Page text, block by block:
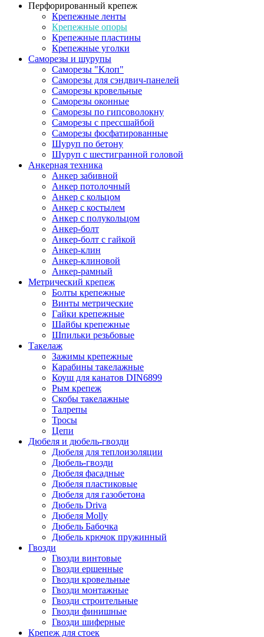
Перфорированный крепеж
Крепежные ленты
Крепежные опоры
Крепежные пластины
Крепежные уголки
Саморезы и шурупы
Саморезы "Клоп"
Саморезы для сэндвич-панелей
Саморезы кровельные
Саморезы оконные
Саморезы по гипсоволокну
Саморезы с прессшайбой
Саморезы фосфатированные
Шуруп по бетону
Шуруп с шестигранной головой
Анкерная техника
Анкер забивной
Анкер потолочный
Анкер с кольцом
Анкер с костылем
Анкер с полукольцом
Анкер-болт
Анкер-болт с гайкой
Анкер-клин
Анкер-клиновой
Анкер-рамный
Метрический крепеж
Болты крепежные
Винты метрические
Гайки крепежные
Шайбы крепежные
Шпильки резьбовые
Такелаж
Зажимы крепежные
Карабины такелажные
Коуш для канатов DIN6899
Рым крепеж
Скобы такелажные
Талрепы
Тросы
Цепи
Дюбеля и дюбель-гвозди
Дюбеля для теплоизоляции
Дюбель-гвозди
Дюбеля фасадные
Дюбеля пластиковые
Дюбеля для газобетона
Дюбель Driva
Дюбеля Molly
Дюбель Бабочка
Дюбель крючок пружинный
Гвозди
Гвозди винтовые
Гвозди ершенные
Гвозди кровельные
Гвозди монтажные
Гвозди строительные
Гвозди финишные
Гвозди шиферные
Крепеж для стоек